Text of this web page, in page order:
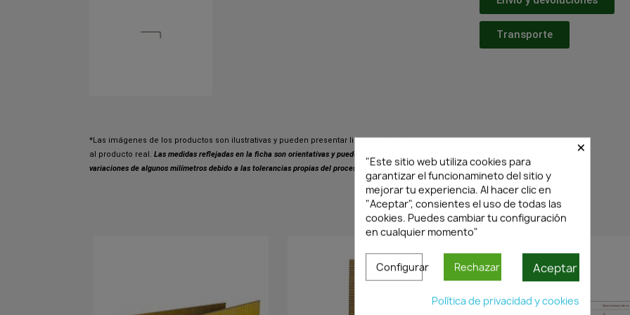
*Las imágenes de los productos son ilustrativas y pueden presentar ligeras variaciones respecto
al producto real. Las medidas reflejadas en la ficha son orientativas y pueden presentar pequeñas
variaciones de algunos milímetros debido a las tolerancias propias del proceso de fabricación.
Transporte
PRODUCTOS SIMILARES
×
"Este sitio web utiliza cookies para
garantizar el funcionamineto del sitio y
mejorar tu experiencia. Al hacer clic en
"Aceptar", consientes el uso de todas las
cookies. Puedes cambiar tu configuración
en cualquier momento"
Configurar Rechazar Aceptar
Política de privacidad y cookies